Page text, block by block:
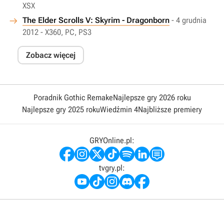
XSX
The Elder Scrolls V: Skyrim - Dragonborn - 4 grudnia
2012 - X360, PC, PS3
Zobacz więcej
Poradnik Gothic RemakeNajlepsze gry 2026 roku
Najlepsze gry 2025 rokuWiedźmin 4Najbliższe premiery
GRYOnline.pl:
tvgry.pl: